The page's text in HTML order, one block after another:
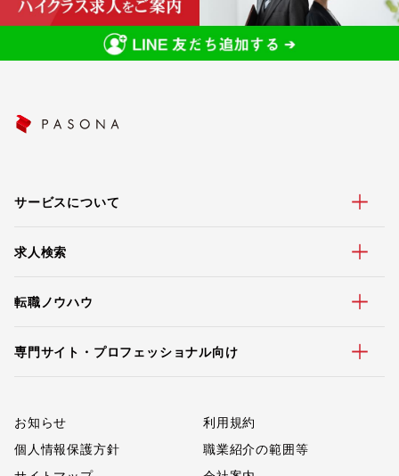
サービスについて
求人検索
転職ノウハウ
専門サイト・プロフェッショナル向け
お知らせ
利用規約
個人情報保護方針
職業紹介の範囲等